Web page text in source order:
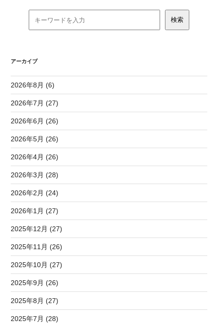
アーカイブ
2026年8月 (6)
2026年7月 (27)
2026年6月 (26)
2026年5月 (26)
2026年4月 (26)
2026年3月 (28)
2026年2月 (24)
2026年1月 (27)
2025年12月 (27)
2025年11月 (26)
2025年10月 (27)
2025年9月 (26)
2025年8月 (27)
2025年7月 (28)